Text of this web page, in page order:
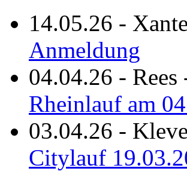
14.05.26 -
Anmeldung
04.04.26 - Rees
Rheinlauf am
03.04.26 - Kleve
Citylauf